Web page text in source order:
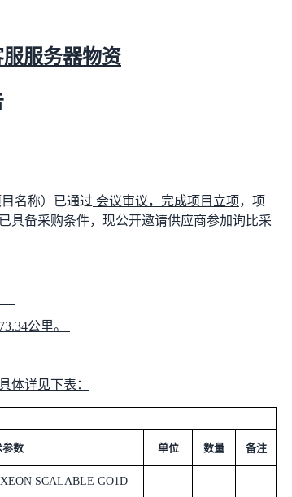
服务器物资
目名称）已通过 会议审议，完成项目立项，项
具备采购条件，现公开邀请供应商参加询比采
73.34公里。
体详见下表：
参数 单位 数量 备注
SCALABLE GO1D